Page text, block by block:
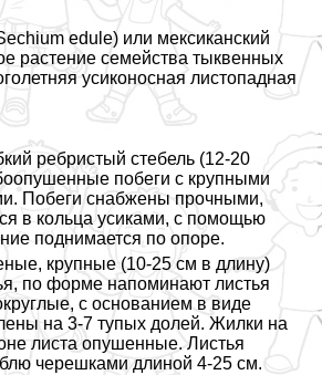
edule) или мексиканский
растение семейства тыквенных
усиконосная листопадная
ребристый стебель (12-20
побеги с крупными
Побеги снабжены прочными,
в кольца усиками, с помощью
поднимается по опоре.
крупные (10-25 см в длину)
по форме напоминают листья
с основанием в виде
на 3-7 тупых долей. Жилки на
листа опушенные. Листья
черешками длиной 4-25 см.